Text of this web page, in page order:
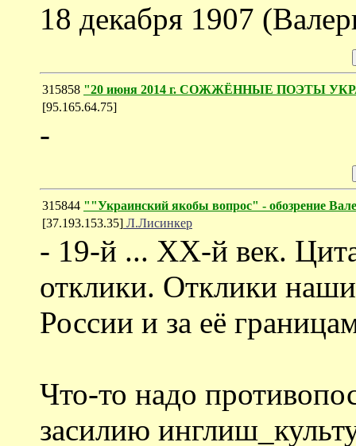
18 декабря 1907
315858 "20 июня 2014 г. СОЖЖЁННЫЕ ПОЭТЫ
[95.165.64.75]
-
315844 ""Украинский якобы вопрос" - обозрение
[37.193.153.35] Л.Лисинкер
- 19-й ... ХХ-й век.
отклики. Отклики
России и за её
Что-то надо
засилию